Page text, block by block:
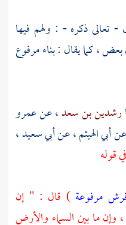
تعالى ذكره - : ولهم فيها
، كما يقال : بناء مرفوع
رشدين بن سعد، عنعمرو
عنأبي الهيثم، عنأبي سعيد،
قوله
مرفوعة) قال : " إن
وإن ما بين السماء والأرض